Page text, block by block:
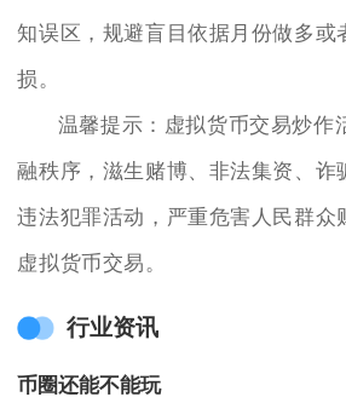
知误区，规避盲目依据月份做多或
损。
温馨提示：虚拟货币交易炒作
融秩序，滋生赌博、非法集资、诈
违法犯罪活动，严重危害人民群众
虚拟货币交易。
行业资讯
币圈还能不能玩